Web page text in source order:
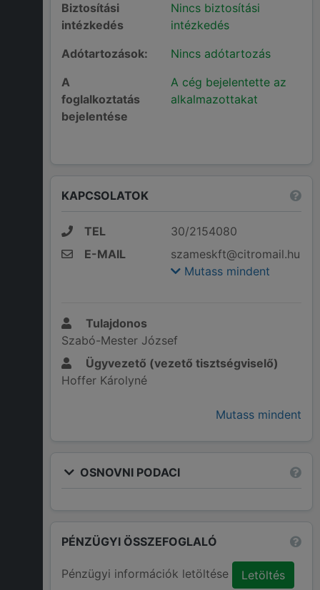
Biztosítási
intézkedés
Nincs biztosítási
intézkedés
Adótartozások:
Nincs adótartozás
A
foglalkoztatás
bejelentése
A cég bejelentette az
alkalmazottakat
KAPCSOLATOK
TEL
30/2154080
E-MAIL
szameskft@citromail.hu
Mutass mindent
Tulajdonos
Szabó-Mester József
Ügyvezető (vezető tisztségviselő)
Hoffer Károlyné
Mutass mindent
OSNOVNI PODACI
PÉNZÜGYI ÖSSZEFOGLALÓ
Pénzügyi információk letöltése Letöltés